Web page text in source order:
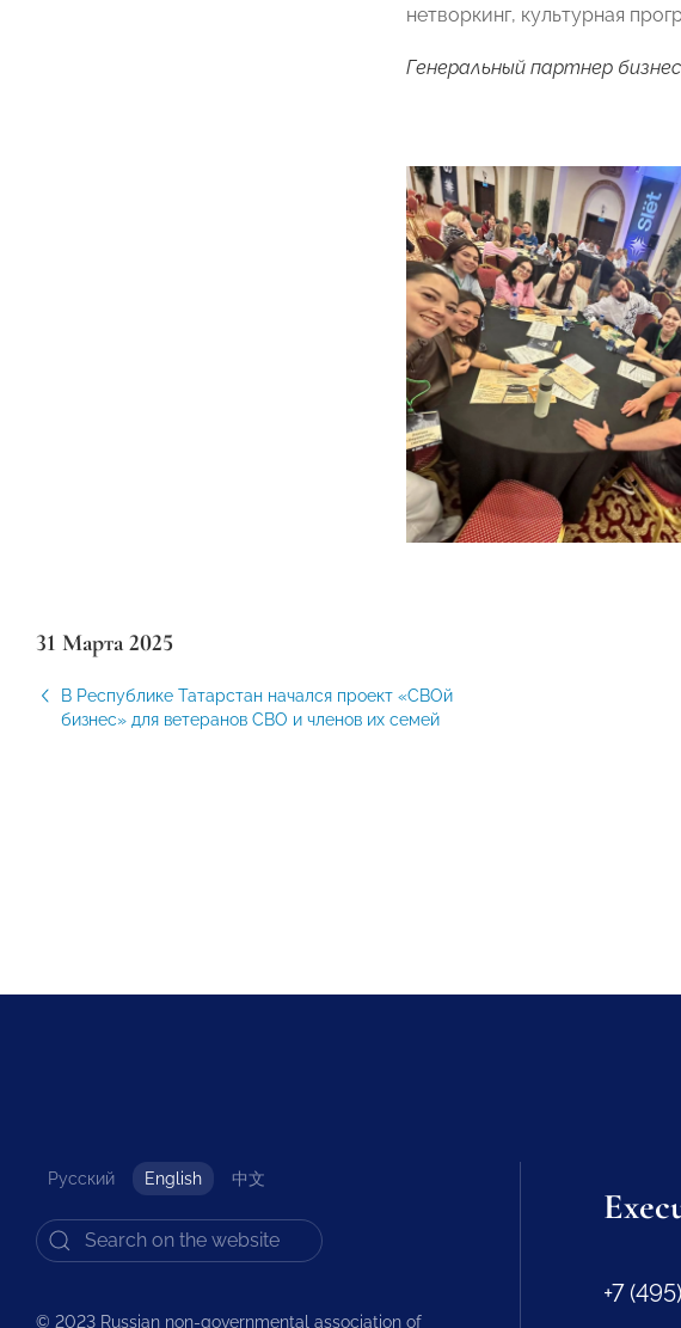
нетворкинг, культурная
Генеральный партнер
31 Марта 2025
В Республике Татарстан начался проект «СВОй
бизнес» для ветеранов СВО и членов их семей
Русский English 中文
© 2023 Russian non-governmental association of
+7